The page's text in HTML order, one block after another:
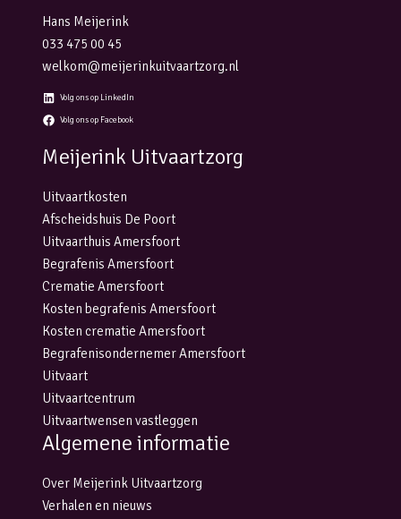
Hans Meijerink
033 475 00 45
welkom@meijerinkuitvaartzorg.nl
Volg ons op LinkedIn
Volg ons op Facebook
Meijerink Uitvaartzorg
Uitvaartkosten
Afscheidshuis De Poort
Uitvaarthuis Amersfoort
Begrafenis Amersfoort
Crematie Amersfoort
Kosten begrafenis Amersfoort
Kosten crematie Amersfoort
Begrafenisondernemer Amersfoort
Uitvaart
Uitvaartcentrum
Uitvaartwensen vastleggen
Algemene informatie
Over Meijerink Uitvaartzorg
Verhalen en nieuws